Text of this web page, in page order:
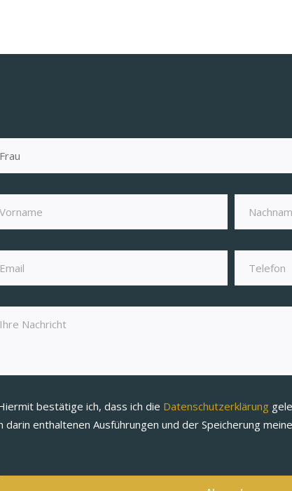
bestätige ich, dass ich die Datenschutzerklärung
darin enthaltenen Ausführungen und der Speicherung